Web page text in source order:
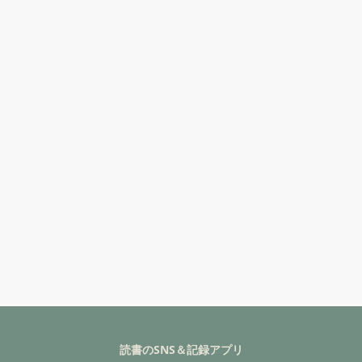
読書のSNS＆記録アプリ